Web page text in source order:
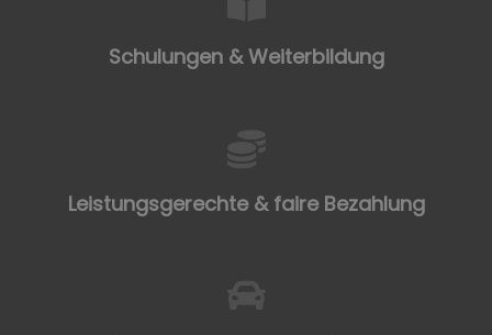
Schulungen & Weiterbildung
Leistungsgerechte & faire Bezahlung